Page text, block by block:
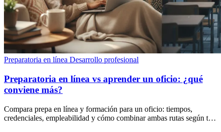
Preparatoria en línea Desarrollo profesional
Preparatoria en línea vs aprender un oficio: ¿qué
conviene más?
Compara prepa en línea y formación para un oficio: tiempos,
credenciales, empleabilidad y cómo combinar ambas rutas según tus